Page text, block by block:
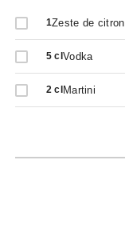
1Zeste de citron
5 cl Vodka
2 cl Martini